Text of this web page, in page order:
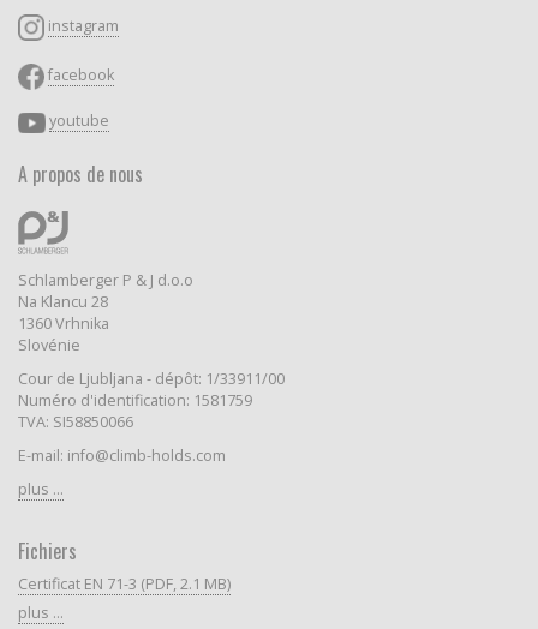
instagram
facebook
youtube
A propos de nous
Schlamberger P & J d.o.o
Na Klancu 28
1360 Vrhnika
Slovénie
Cour de Ljubljana - dépôt: 1/33911/00
Numéro d'identification: 1581759
TVA: SI58850066
E-mail: info@climb-holds.com
plus ...
Fichiers
Certificat EN 71-3 (PDF, 2.1 MB)
plus ...